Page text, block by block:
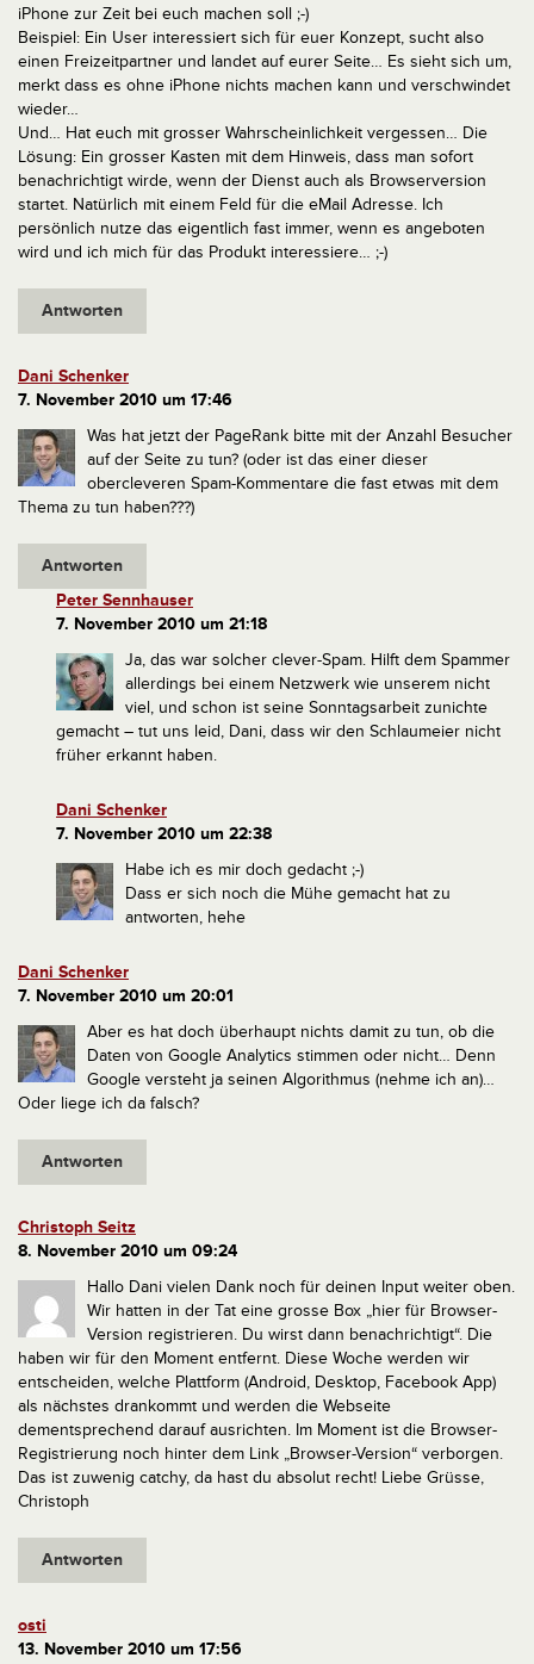
iPhone zur Zeit bei euch machen soll ;-)
Beispiel: Ein User interessiert sich für euer Konzept, sucht also
einen Freizeitpartner und landet auf eurer Seite… Es sieht sich um,
merkt dass es ohne iPhone nichts machen kann und verschwindet
wieder…
Und… Hat euch mit grosser Wahrscheinlichkeit vergessen… Die
Lösung: Ein grosser Kasten mit dem Hinweis, dass man sofort
benachrichtigt wirde, wenn der Dienst auch als Browserversion
startet. Natürlich mit einem Feld für die eMail Adresse. Ich
persönlich nutze das eigentlich fast immer, wenn es angeboten
wird und ich mich für das Produkt interessiere… ;-)
Antworten
Dani Schenker
7. November 2010 um 17:46
Was hat jetzt der PageRank bitte mit der Anzahl Besucher
auf der Seite zu tun? (oder ist das einer dieser
obercleveren Spam-Kommentare die fast etwas mit dem
Thema zu tun haben???)
Antworten
Peter Sennhauser
7. November 2010 um 21:18
Ja, das war solcher clever-Spam. Hilft dem Spammer
allerdings bei einem Netzwerk wie unserem nicht
viel, und schon ist seine Sonntagsarbeit zunichte
gemacht – tut uns leid, Dani, dass wir den Schlaumeier nicht
früher erkannt haben.
Dani Schenker
7. November 2010 um 22:38
Habe ich es mir doch gedacht ;-)
Dass er sich noch die Mühe gemacht hat zu
antworten, hehe
Dani Schenker
7. November 2010 um 20:01
Aber es hat doch überhaupt nichts damit zu tun, ob die
Daten von Google Analytics stimmen oder nicht… Denn
Google versteht ja seinen Algorithmus (nehme ich an)…
Oder liege ich da falsch?
Antworten
Christoph Seitz
8. November 2010 um 09:24
Hallo Dani vielen Dank noch für deinen Input weiter oben.
Wir hatten in der Tat eine grosse Box „hier für Browser-
Version registrieren. Du wirst dann benachrichtigt“. Die
haben wir für den Moment entfernt. Diese Woche werden wir
entscheiden, welche Plattform (Android, Desktop, Facebook App)
als nächstes drankommt und werden die Webseite
dementsprechend darauf ausrichten. Im Moment ist die Browser-
Registrierung noch hinter dem Link „Browser-Version“ verborgen.
Das ist zuwenig catchy, da hast du absolut recht! Liebe Grüsse,
Christoph
Antworten
osti
13. November 2010 um 17:56